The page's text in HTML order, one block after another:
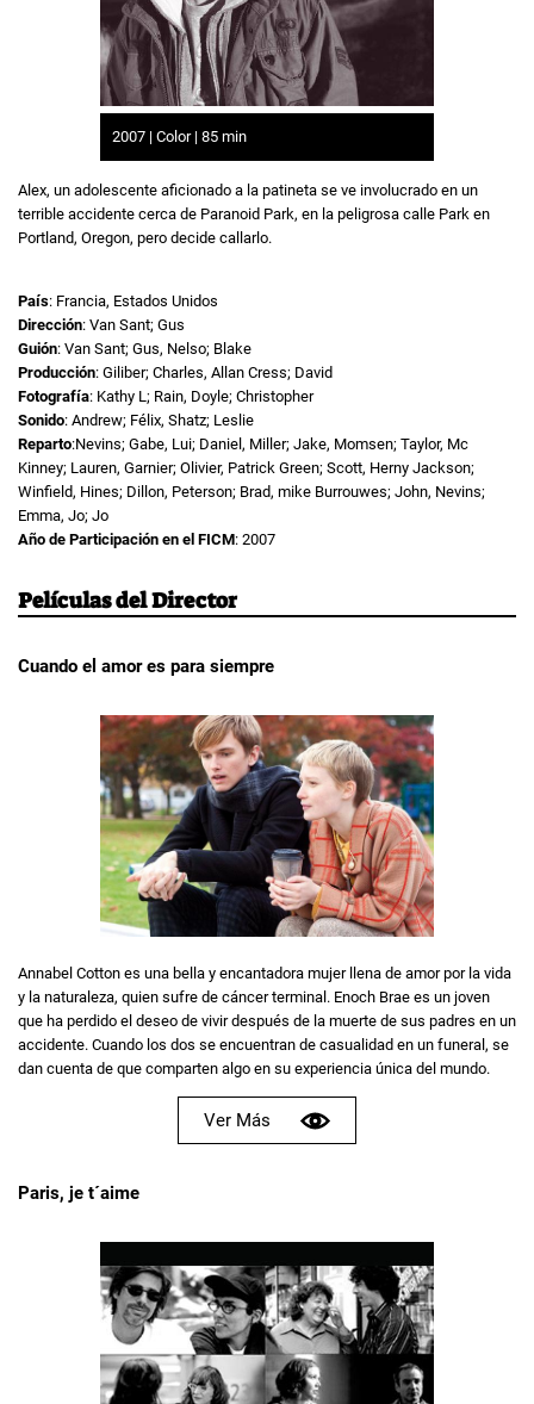
2007 | Color | 85 min
Alex, un adolescente aficionado a la patineta se ve involucrado en un
terrible accidente cerca de Paranoid Park, en la peligrosa calle Park en
Portland, Oregon, pero decide callarlo.
País: Francia, Estados Unidos
Dirección: Van Sant; Gus
Guión: Van Sant; Gus, Nelso; Blake
Producción: Giliber; Charles, Allan Cress; David
Fotografía: Kathy L; Rain, Doyle; Christopher
Sonido: Andrew; Félix, Shatz; Leslie
Reparto:Nevins; Gabe, Lui; Daniel, Miller; Jake, Momsen; Taylor, Mc
Kinney; Lauren, Garnier; Olivier, Patrick Green; Scott, Herny Jackson;
Winfield, Hines; Dillon, Peterson; Brad, mike Burrouwes; John, Nevins;
Emma, Jo; Jo
Año de Participación en el FICM: 2007
Películas del Director
Cuando el amor es para siempre
Annabel Cotton es una bella y encantadora mujer llena de amor por la vida
y la naturaleza, quien sufre de cáncer terminal. Enoch Brae es un joven
que ha perdido el deseo de vivir después de la muerte de sus padres en un
accidente. Cuando los dos se encuentran de casualidad en un funeral, se
dan cuenta de que comparten algo en su experiencia única del mundo.
Ver Más
Paris, je t´aime